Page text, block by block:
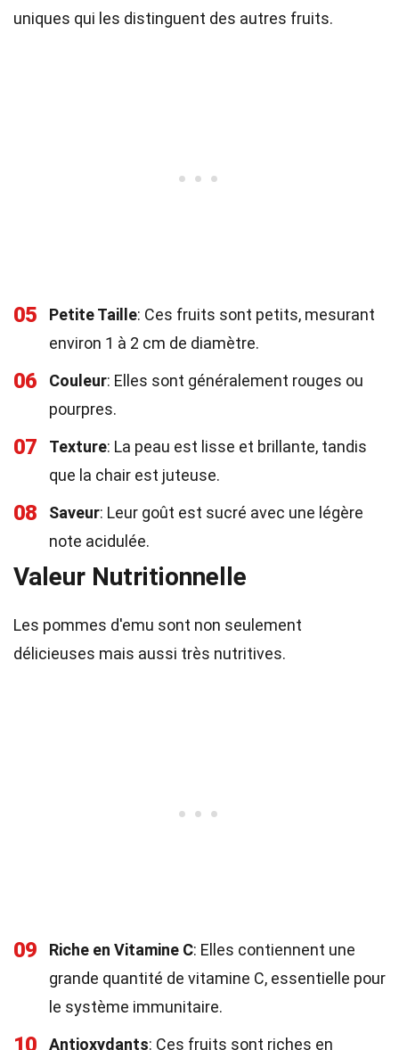
uniques qui les distinguent des autres fruits.
05 Petite Taille: Ces fruits sont petits, mesurant
environ 1 à 2 cm de diamètre.
06 Couleur: Elles sont généralement rouges ou
pourpres.
07 Texture: La peau est lisse et brillante, tandis
que la chair est juteuse.
08 Saveur: Leur goût est sucré avec une légère
note acidulée.
Valeur Nutritionnelle
Les pommes d'emu sont non seulement
délicieuses mais aussi très nutritives.
09 Riche en Vitamine C: Elles contiennent une
grande quantité de vitamine C, essentielle pour
le système immunitaire.
10 Antioxydants: Ces fruits sont riches en